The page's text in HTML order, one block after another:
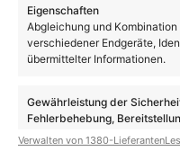
Eigenschaften
Abgleichung und
verschiedener Endgeräte,
übermittelter Informationen.
Gewährleistung der
Fehlerbehebung,
Entscheidungen zum
Verwalten von 1380-Lieferanten
„Giovanni
Göttingen: Die
Ausgabe am